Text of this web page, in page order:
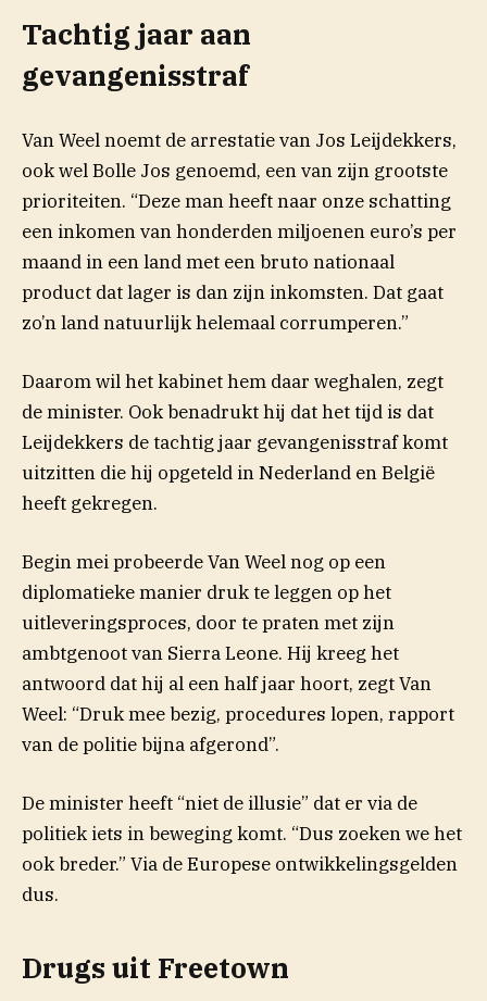
Tachtig jaar aan
gevangenisstraf
Van Weel noemt de arrestatie van Jos Leijdekkers,
ook wel Bolle Jos genoemd, een van zijn grootste
prioriteiten. “Deze man heeft naar onze schatting
een inkomen van honderden miljoenen euro’s per
maand in een land met een bruto nationaal
product dat lager is dan zijn inkomsten. Dat gaat
zo’n land natuurlijk helemaal corrumperen.”
Daarom wil het kabinet hem daar weghalen, zegt
de minister. Ook benadrukt hij dat het tijd is dat
Leijdekkers de tachtig jaar gevangenisstraf komt
uitzitten die hij opgeteld in Nederland en België
heeft gekregen.
Begin mei probeerde Van Weel nog op een
diplomatieke manier druk te leggen op het
uitleveringsproces, door te praten met zijn
ambtgenoot van Sierra Leone. Hij kreeg het
antwoord dat hij al een half jaar hoort, zegt Van
Weel: “Druk mee bezig, procedures lopen, rapport
van de politie bijna afgerond”.
De minister heeft “niet de illusie” dat er via de
politiek iets in beweging komt. “Dus zoeken we het
ook breder.” Via de Europese ontwikkelingsgelden
dus.
Drugs uit Freetown